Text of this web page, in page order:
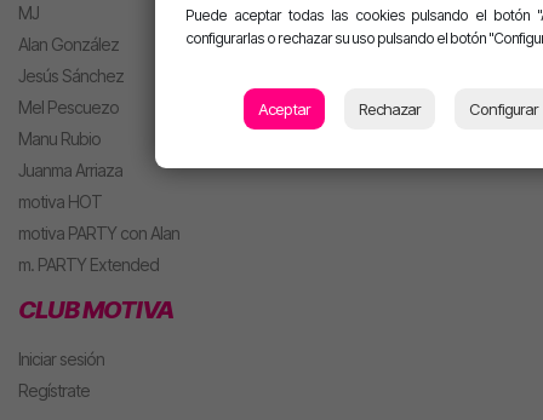
MJ
Alan González
Jesús Sánchez
Mel Pescuezo
Manu Rubio
Juanma Arriaza
motiva HOT
motiva PARTY con Alan
m. PARTY Extended
CLUB MOTIVA
Iniciar sesión
Regístrate
Puede aceptar todas las cookies pulsando el botón
configurarlas o rechazar su uso pulsando el botón
Aceptar Rechazar Configurar